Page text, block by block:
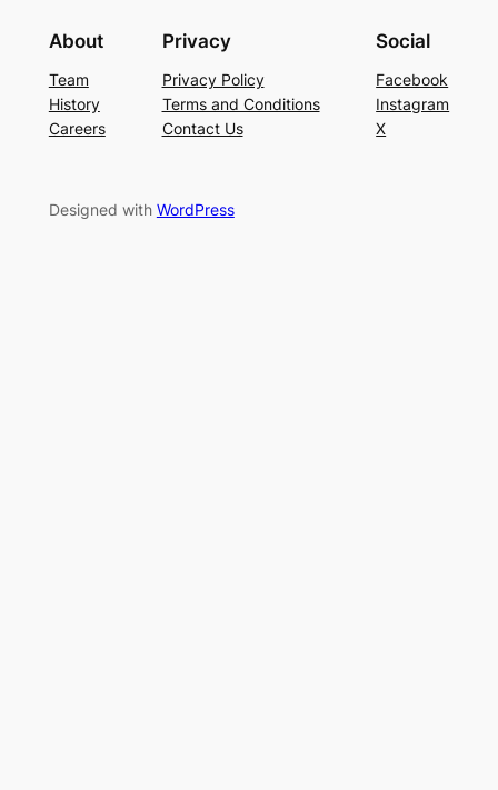
About
Team
History
Careers
Privacy
Privacy Policy
Terms and Conditions
Contact Us
Social
Facebook
Instagram
X
Designed with WordPress